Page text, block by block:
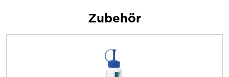
Zubehör